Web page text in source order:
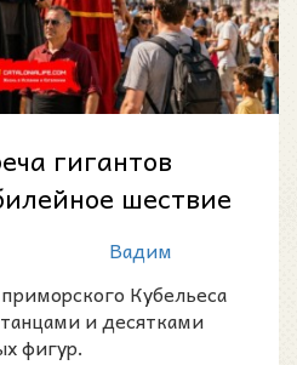
гигантов
шествие
великанов 26
года
Вадим
Кубельеса
и десятками
фигур.